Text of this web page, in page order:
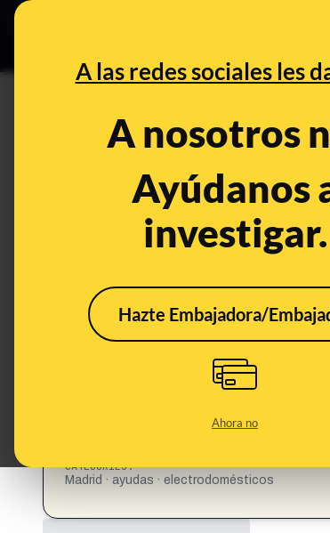
A las redes sociales les
A nosotros
Ayúdanos
investigar.
Hazte Embajadora/
Ahora no
¿Madrid ofrecerá
lavavajillas?
This content has
What's being said:
«Madrid ofrecerá ayudas de
This
El nuevo Plan Renove de Madrid ofrece
https://www.20minutos.es/madrid/nuevo-
CATEGORIES:
Madrid · ayudas · electrodomésticos